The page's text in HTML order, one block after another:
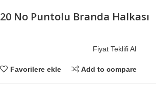
20 No Puntolu Branda Halkası
Fiyat Teklifi Al
Favorilere ekle Add to compare